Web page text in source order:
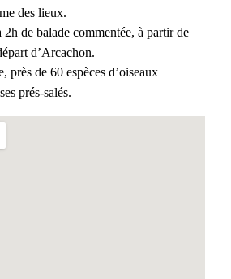
des lieux.
de balade commentée, à partir de
d’Arcachon.
près de 60 espèces d’oiseaux
prés-salés.